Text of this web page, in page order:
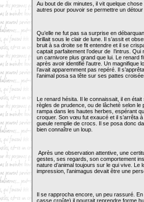
Au bout de dix minutes, il vit quelque
autres pour pouvoir se permettre un détour
Qu’elle ne fut pas sa surprise en
brillait sous le clair de lune. Il s’assit et
bruit à sa droite se fit entendre et il se
captait parfaitement l’odeur de l’intrus. Qui
un carnivore plus grand que lui. Le renard
après avoir identifié l’autre. Un magnifique
l’avait apparemment pas repéré. Il
l’animal posa sa tête sur ses pattes
Le renard hésita. Il le connaissait, il en
règles de prudence, ou de lâcheté selon le
rampa dans les hautes herbes, espérant
croquer. Son vœu fut exaucé et il s’arrêta
gueule remplie de crocs. Il se posa donc
bien connaître un loup.
Après une observation attentive, une
gestes, ses regards, son comportement
nature d’animal toujours sur le qui vive. Le
impression, l’animagus devait être une
Il se rapprocha encore, un peu rassuré.
casse croûte) il pourrait reprendre forme